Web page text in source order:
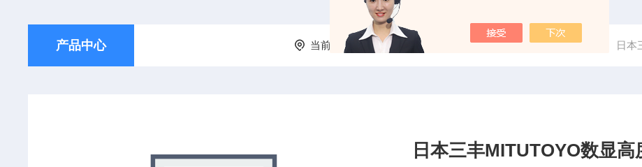
产品中心 当前位置： 首页 产品中心 三丰Mitutoyo量具 高度尺 日本
日本三丰MITUTOYO数显